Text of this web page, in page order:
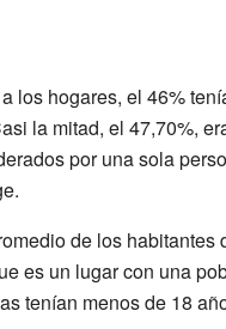
los hogares, el 46%
la mitad, el 47,70%,
por una sola
de los
es un lugar con una
tenían menos de 18